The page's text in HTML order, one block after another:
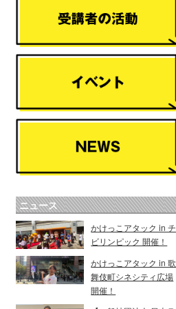
ニュース
かけっこアタック in チ
ビリンピック 開催！
かけっこアタック in 歌
舞伎町シネシティ広場
開催！